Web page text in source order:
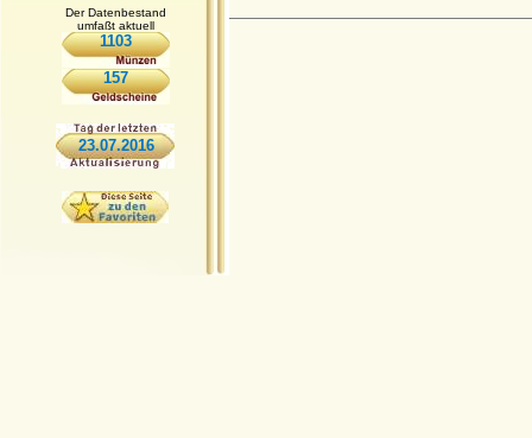
Der Datenbestand
umfaßt aktuell
1103
157
23.07.2016